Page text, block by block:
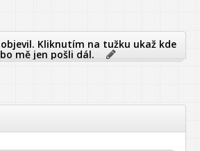
Kliknutím na tužku ukaž kde
mě jen pošli dál.